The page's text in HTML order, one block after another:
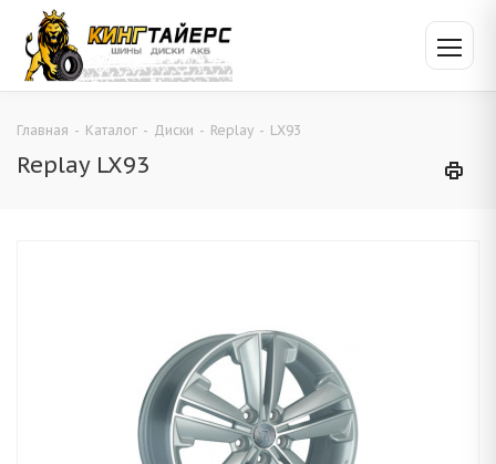
Главная - Каталог - Диски - Replay - LX93
Replay LX93